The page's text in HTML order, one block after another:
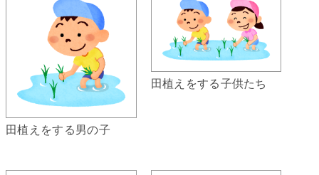
田植えをする男の子
田植えをする子供たち